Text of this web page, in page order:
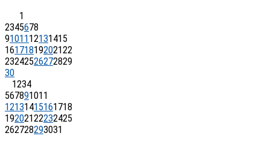
1
2345678
91011 12131415
16171819202122
23242526272829
30
1234
567891011
12131415161718
19202122232425
262728293031